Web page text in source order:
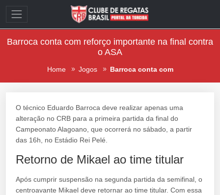
Barroca conta com reforço importante na final contra
o ASA
Home Jogos Barroca conta com
O técnico Eduardo Barroca deve realizar apenas uma
alteração no CRB para a primeira partida da final do
Campeonato Alagoano, que ocorrerá no sábado, a partir
das 16h, no Estádio Rei Pelé.
Retorno de Mikael ao time titular
Após cumprir suspensão na segunda partida da semifinal, o
centroavante Mikael deve retornar ao time titular. Com essa